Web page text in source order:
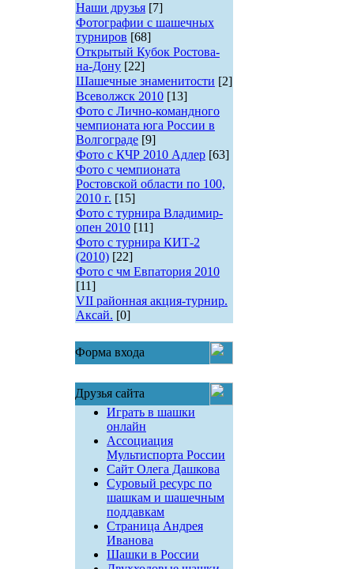
Наши друзья [7]
Фотографии с шашечных
турниров [68]
Открытый Кубок Ростова-
на-Дону [22]
Шашечные знаменитости [2]
Всеволжск 2010 [13]
Фото с Лично-командного
чемпионата юга России в
Волгограде [9]
Фото с КЧР 2010 Адлер [63]
Фото с чемпионата
Ростовской области по 100,
2010 г. [15]
Фото с турнира Владимир-
опен 2010 [11]
Фото с турнира КИТ-2
(2010) [22]
Фото с чм Евпатория 2010
[11]
VII районная акция-турнир.
Аксай. [0]
Форма входа
Друзья сайта
Играть в шашки
онлайн
Ассоциация
Мультиспорта России
Сайт Олега Дашкова
Суровый ресурс по
шашкам и шашечным
поддавкам
Страница Андрея
Иванова
Шашки в России